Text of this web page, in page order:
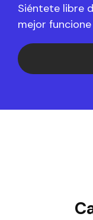
Siéntete libre
mejor